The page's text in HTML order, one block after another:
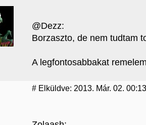
@Dezz:
Borzaszto, de nem tudtam
A legfontosabbakat
# Elküldve: 2013. Már. 02.